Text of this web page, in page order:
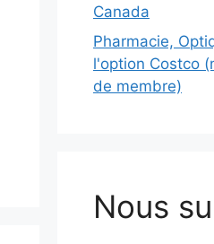
Canada
Pharmacie,
l'option Costco
de membre)
Nous